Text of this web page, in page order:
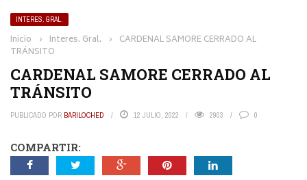
INTERES. GRAL.
Inicio › Interes. Gral. › CARDENAL SAMORE CERRADO AL
TRÁNSITO
CARDENAL SAMORE CERRADO AL
TRÁNSITO
PUBLICADO POR BARILOCHED 12 JULIO, 2022 2903 0
COMPARTIR: